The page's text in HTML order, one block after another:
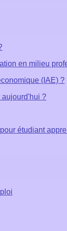
en milieu
(IAE) ?
aujourd'hui ?
étudiant